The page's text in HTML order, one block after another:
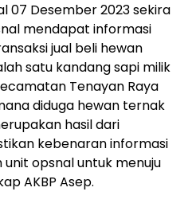
07 Desember 2023 sekira
mendapat informasi
jual beli hewan
satu kandang sapi milik
Tenayan Raya
diduga hewan ternak
hasil dari
kebenaran informasi
opsnal untuk menuju
AKBP Asep.